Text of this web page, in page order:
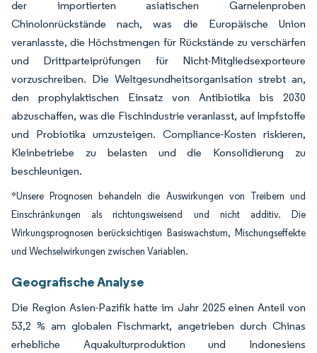
der importierten asiatischen Garnelenproben
Chinolonrückstände nach, was die Europäische Union
veranlasste, die Höchstmengen für Rückstände zu verschärfen
und Drittparteiprüfungen für Nicht-Mitgliedsexporteure
vorzuschreiben. Die Weltgesundheitsorganisation strebt an,
den prophylaktischen Einsatz von Antibiotika bis 2030
abzuschaffen, was die Fischindustrie veranlasst, auf Impfstoffe
und Probiotika umzusteigen. Compliance-Kosten riskieren,
Kleinbetriebe zu belasten und die Konsolidierung zu
beschleunigen.
*Unsere Prognosen behandeln die Auswirkungen von Treibern und
Einschränkungen als richtungsweisend und nicht additiv. Die
Wirkungsprognosen berücksichtigen Basiswachstum, Mischungseffekte
und Wechselwirkungen zwischen Variablen.
Geografische Analyse
Die Region Asien-Pazifik hatte im Jahr 2025 einen Anteil von
53,2 % am globalen Fischmarkt, angetrieben durch Chinas
erhebliche Aquakulturproduktion und Indonesiens